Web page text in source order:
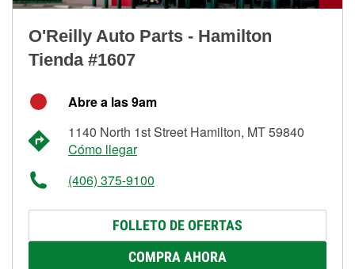
O'Reilly Auto Parts - Hamilton
Tienda #1607
Abre a las 9am
1140 North 1st Street Hamilton, MT 59840
Cómo llegar
(406) 375-9100
FOLLETO DE OFERTAS
COMPRA AHORA